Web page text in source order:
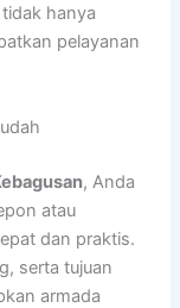
hanya
pelayanan
, Anda
atau
dan praktis.
serta tujuan
armada